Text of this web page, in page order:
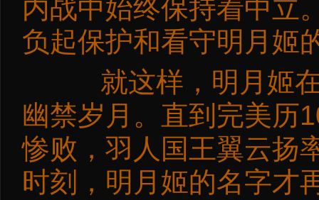
内战中始终保持着中立
负起保护和看守明月姬
就这样，明月姬在
幽禁岁月。直到完美历
惨败，羽人国王翼云扬
时刻，明月姬的名字才